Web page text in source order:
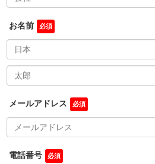
お名前
メールアドレス
電話番号